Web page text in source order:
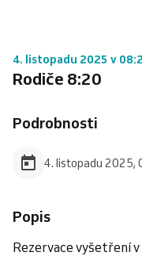
4. listopadu 2025 v
Rodiče 8:20
Podrobnosti
4. listopadu 2025,
Popis
Rezervace vyšetření v